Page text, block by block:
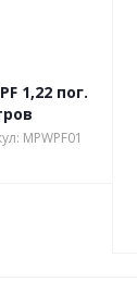
1,22 пог.
MPWPF01